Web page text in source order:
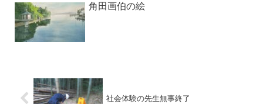
角田画伯の絵
社会体験の先生無事終了